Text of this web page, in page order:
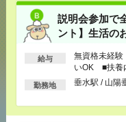
説明会参加で
ント】生活の
給与
無資格未経
いOK ■扶養
以上
勤務地 垂水駅 / 山陽
メールで送る
シェア
あなたの閲